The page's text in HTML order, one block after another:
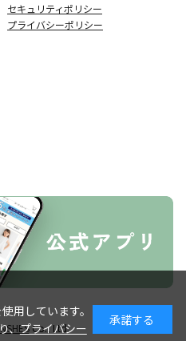
セキュリティポリシー
プライバシーポリシー
Co., Ltd.
用しています。
、プライバシー
承諾する